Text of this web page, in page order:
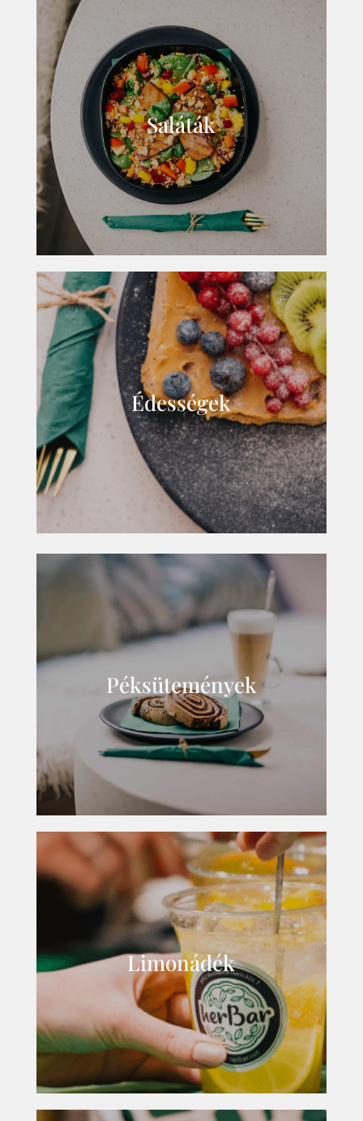
Saláták
Édességek
Péksütemények
Limonádék